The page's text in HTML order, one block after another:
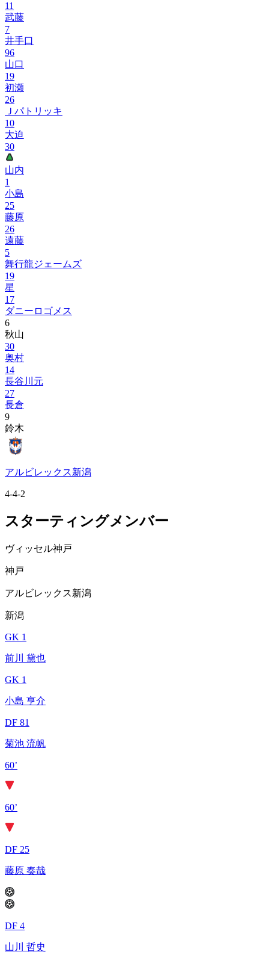
11
武藤
7
井手口
96
山口
19
初瀬
26
Ｊパトリッキ
10
大迫
30
山内
1
小島
25
藤原
26
遠藤
5
舞行龍ジェームズ
19
星
17
ダニーロゴメス
6
秋山
30
奥村
14
長谷川元
27
長倉
9
鈴木
アルビレックス新潟
4-4-2
スターティングメンバー
ヴィッセル神戸
神戸
アルビレックス新潟
新潟
GK 1
前川 黛也
GK 1
小島 亨介
DF 81
菊池 流帆
60’
60’
DF 25
藤原 奏哉
DF 4
山川 哲史